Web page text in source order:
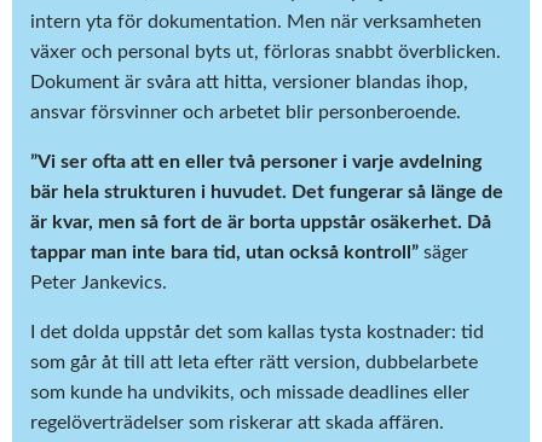
intern yta för dokumentation. Men när verksamheten
växer och personal byts ut, förloras snabbt överblicken.
Dokument är svåra att hitta, versioner blandas ihop,
ansvar försvinner och arbetet blir personberoende.
”Vi ser ofta att en eller två personer i varje avdelning
bär hela strukturen i huvudet. Det fungerar så länge de
är kvar, men så fort de är borta uppstår osäkerhet. Då
tappar man inte bara tid, utan också kontroll” säger
Peter Jankevics.
I det dolda uppstår det som kallas tysta kostnader: tid
som går åt till att leta efter rätt version, dubbelarbete
som kunde ha undvikits, och missade deadlines eller
regelöverträdelser som riskerar att skada affären.